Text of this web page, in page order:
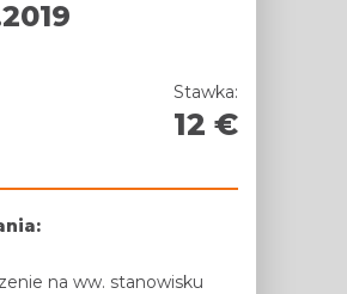
Stawka:
12
na ww. stanowisku